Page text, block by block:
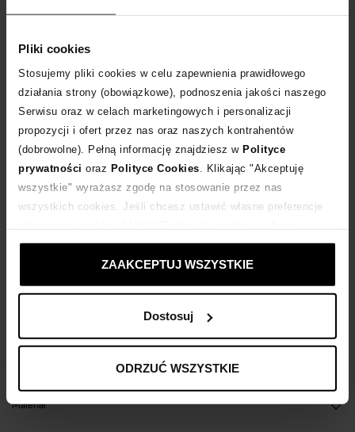
Pliki cookies
Stosujemy pliki cookies w celu zapewnienia prawidłowego
działania strony (obowiązkowe), podnoszenia jakości naszego
Serwisu oraz w celach marketingowych i personalizacji
propozycji i ofert przez nas oraz naszych kontrahentów
(dobrowolne). Pełną informację znajdziesz w Polityce
prywatności oraz Polityce Cookies . Klikając "Akceptuję
wszystkie" wyrażasz zgodę na stosowanie przez nas
wszystkich cookies. Jeśli chcesz ustawić własne preferencje
ustawienia prywatności.
ZAAKCEPTUJ WSZYSTKIE
Dostosuj
ODRZUĆ WSZYSTKIE
Tabela rozmiarów
WYBIERZ ROZMIAR
DODAJ DO KOSZYKA
Dostawa od 0 zł
14 dni na zwrot towaru
Materiał